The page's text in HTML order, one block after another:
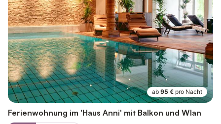
ab 95 € pro Nacht
Ferienwohnung im 'Haus Anni' mit Balkon und Wlan